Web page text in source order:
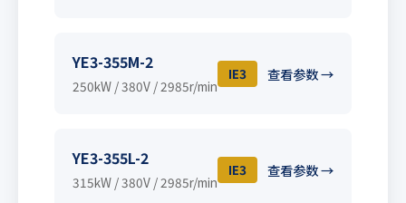
YE3-355M-2
250kW / 380V / 2985r/min
IE3 查看参数 →
YE3-355L-2
315kW / 380V / 2985r/min
IE3 查看参数 →